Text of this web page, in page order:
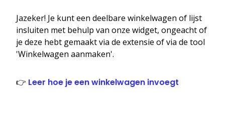
Jazeker! Je kunt een deelbare winkelwagen of lijst
insluiten met behulp van onze widget, ongeacht of
je deze hebt gemaakt via de extensie of via de tool
'Winkelwagen aanmaken'.
👉 Leer hoe je een winkelwagen invoegt